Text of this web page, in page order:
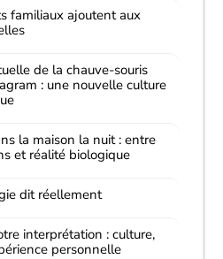
familiaux ajoutent aux
de la chauve-souris
: une nouvelle culture
la maison la nuit : entre
et réalité biologique
dit réellement
interprétation : culture,
personnelle